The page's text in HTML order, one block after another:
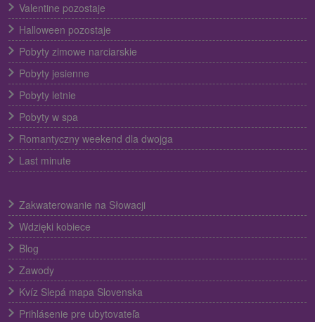
Valentine pozostaje
Halloween pozostaje
Pobyty zimowe narciarskie
Pobyty jesienne
Pobyty letnie
Pobyty w spa
Romantyczny weekend dla dwojga
Last minute
Zakwaterowanie na Słowacji
Wdzięki kobiece
Blog
Zawody
Kvíz Slepá mapa Slovenska
Prihlásenie pre ubytovateľa